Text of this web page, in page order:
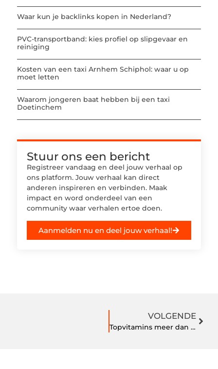
Waar kun je backlinks kopen in Nederland?
PVC-transportband: kies profiel op slipgevaar en
reiniging
Kosten van een taxi Arnhem Schiphol: waar u op
moet letten
Waarom jongeren baat hebben bij een taxi
Doetinchem
Stuur ons een bericht
Registreer vandaag en deel jouw verhaal op
ons platform. Jouw verhaal kan direct
anderen inspireren en verbinden. Maak
impact en word onderdeel van een
community waar verhalen ertoe doen.
Aanmelden nu en deel jouw verhaal!
VOLGENDE
Topvitamins meer dan 1000 producten